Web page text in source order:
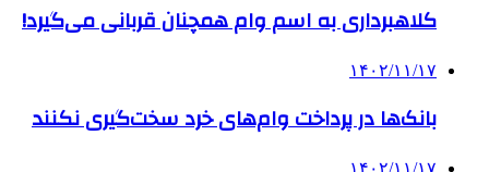
کلاهبرداری به اسم وام‌ همچنان قربانی می‌گیرد!
۱۴۰۲/۱۱/۱۷
بانک‌ها در پرداخت وام‌های خرد سخت‌گیری نکنند
۱۴۰۲/۱۱/۱۷